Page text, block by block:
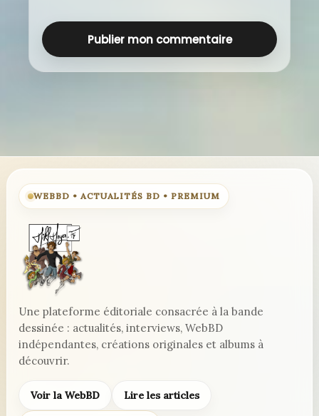
WEBBD • ACTUALITÉS BD • PREMIUM
Une plateforme éditoriale consacrée à la bande
dessinée : actualités, interviews, WebBD
indépendantes, créations originales et albums à
découvrir.
Voir la WebBD Lire les articles